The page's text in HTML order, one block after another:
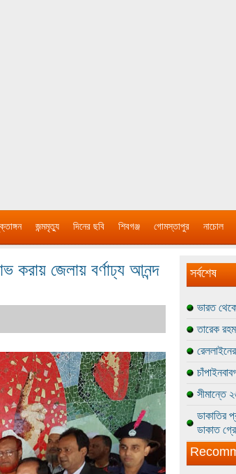
জন্মমৃত্যু দিনের ছবি শিবগঞ্জ গোমস্তাপুর নাচোল
করায় জেলায় বর্ণাঢ্য আনন্দ
সর্বশেষ
ভারত
তারেক
সীমান্তে
ডাকাতির
ডাকাত